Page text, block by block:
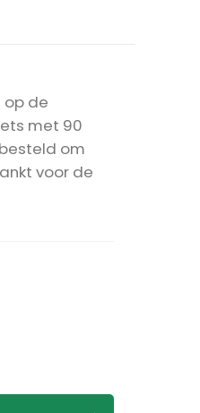
op de
met 90
om
voor de